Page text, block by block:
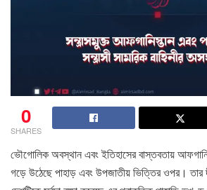
0
SHARES
ভৌগোলিক অবস্থান এবং ইতিহাসের বাস্তবতায়
গড়ে উঠেছে পাহাড় এবং উপজাতীয় ভিত্তির ওপর। তার